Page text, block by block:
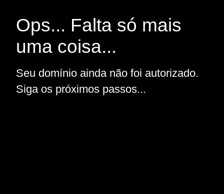
Ops... Falta só mais
uma coisa...
Seu domínio ainda não foi autorizado.
Siga os próximos passos...